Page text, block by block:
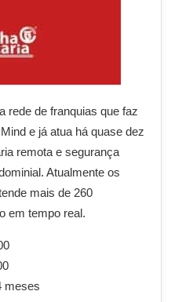
rede de franquias que faz
e já atua há quase dez
remota e segurança
Atualmente os
mais de 260
em tempo real.
meses